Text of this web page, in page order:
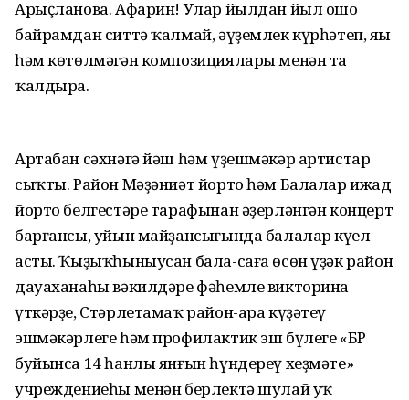
Арыҫланова. Афарин! Улар йылдан йыл ошо
байрамдан ситтә ҡалмай, әүҙемлек күрһәтеп, яңы
һәм көтөлмәгән композициялары менән таң
ҡалдыра.
Артабан сәхнәгә йәш һәм үҙешмәкәр артистар
сыҡты. Район Мәҙәниәт йорто һәм Балалар ижад
йорто белгестәре тарафынан әҙерләнгән концерт
барғансы, уйын майҙансығында балалар күңел
асты. Ҡыҙыҡһыныусан бала-саға өсөн үҙәк район
дауаханаһы вәкилдәре фәһемле викторина
үткәрҙе, Стәрлетамаҡ район-ара күҙәтеү
эшмәкәрлеге һәм профилактик эш бүлеге «БР
буйынса 14 һанлы янғын һүндереү хеҙмәте»
учреждениеһы менән берлектә шулай уҡ